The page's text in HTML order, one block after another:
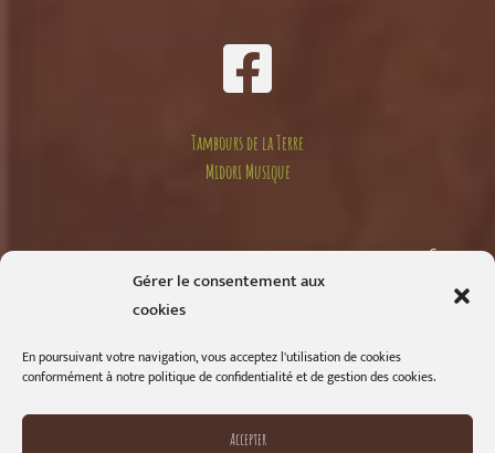
Gérer le consentement aux
cookies
En poursuivant votre navigation, vous acceptez l'utilisation de cookies
conformément à notre politique de confidentialité et de gestion des cookies.
Accepter
Tambours de la Terre
Midori Musique
Compte